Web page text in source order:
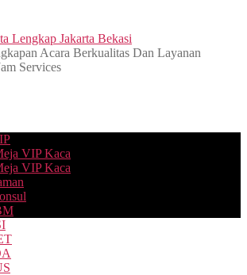
Lengkap Jakarta Bekasi
Acara Berkualitas Dan Layanan
Services
VIP Kaca
VIP Kaca